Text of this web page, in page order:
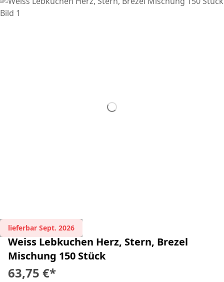
lieferbar Sept. 2026
Weiss Lebkuchen Herz, Stern, Brezel
Mischung 150 Stück
63,75 €*